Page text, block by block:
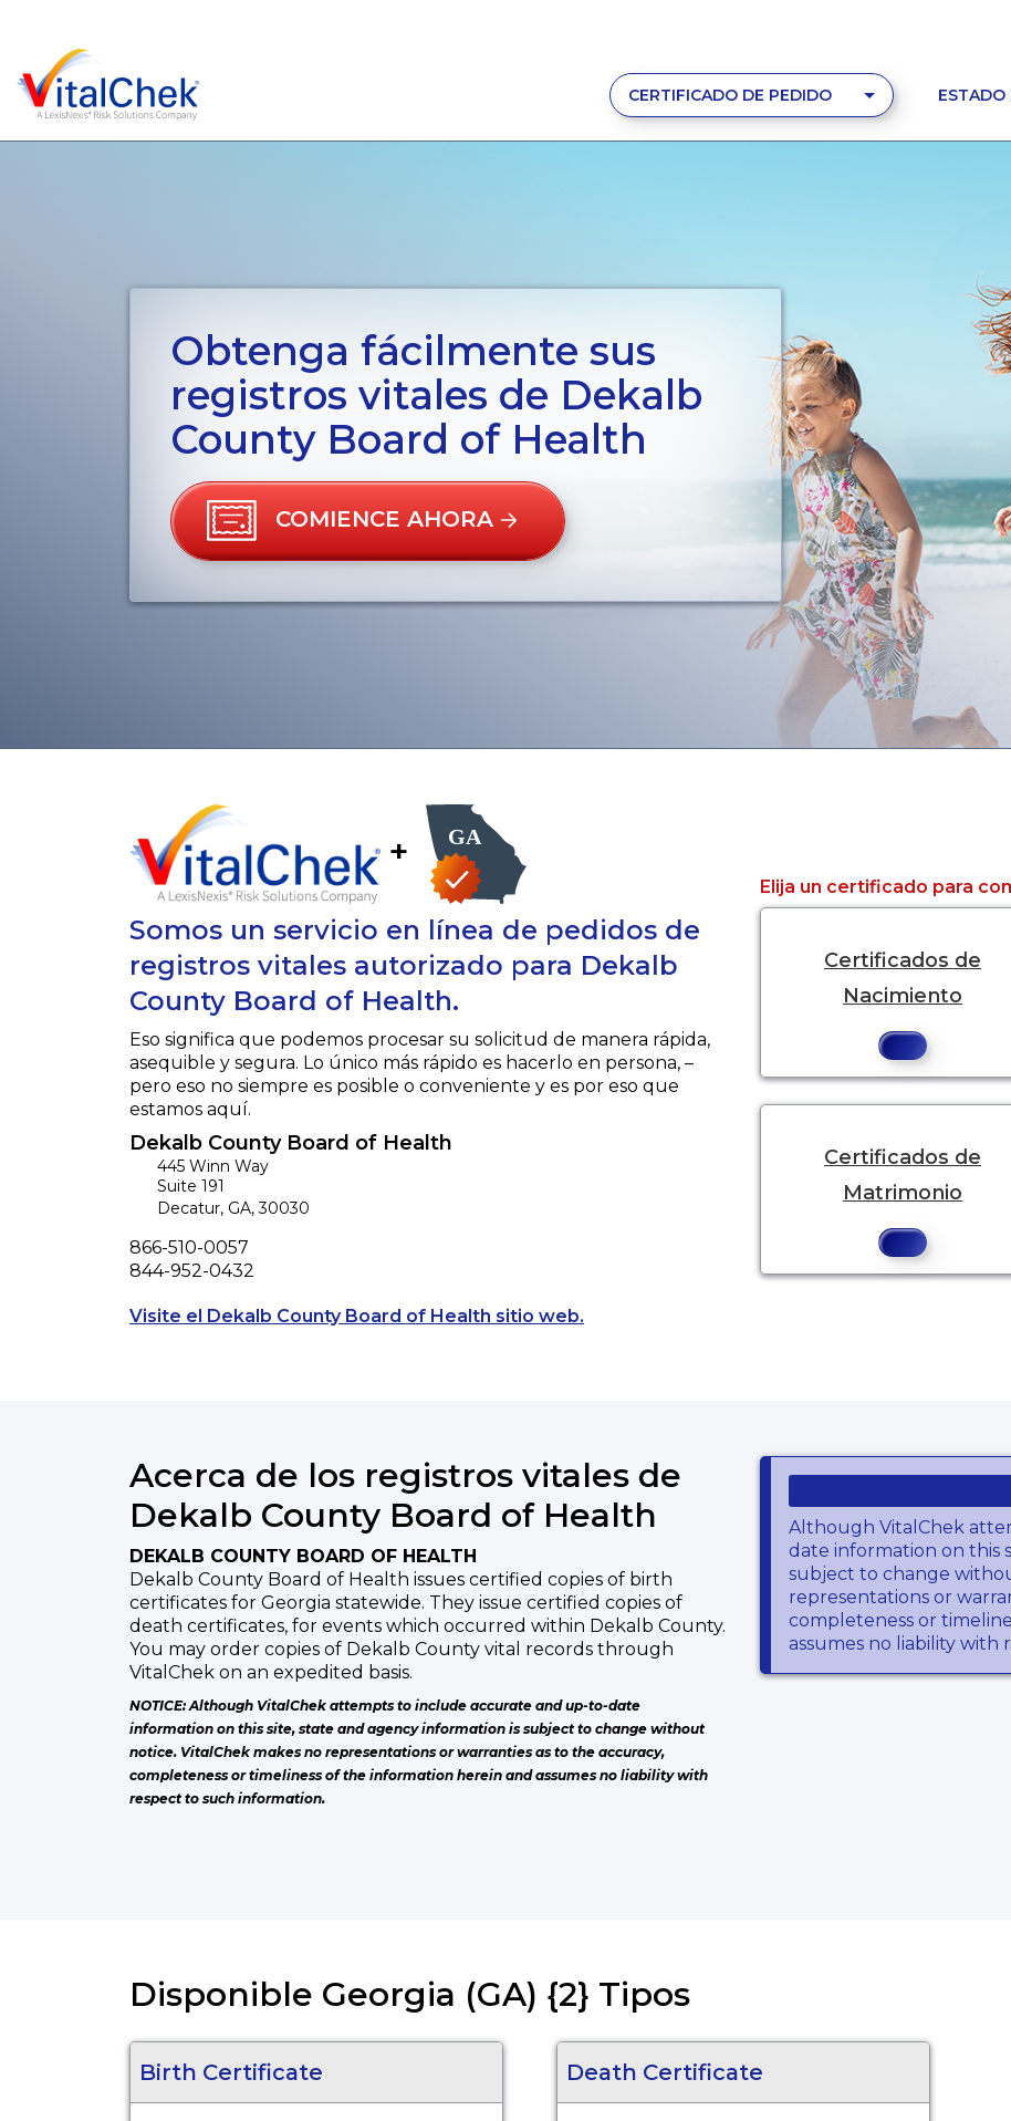
CERTIFICADO DE PEDIDO ESTADO
Obtenga fácilmente sus
registros vitales de Dekalb
County Board of Health
COMIENCE AHORA
+
Somos un servicio en línea de pedidos de
registros vitales autorizado para Dekalb
County Board of Health.
Eso significa que podemos procesar su solicitud de manera rápida,
asequible y segura. Lo único más rápido es hacerlo en persona, –
pero eso no siempre es posible o conveniente y es por eso que
estamos aquí.
Dekalb County Board of Health
445 Winn Way
Suite 191
Decatur, GA,30030
Phone
866-510-0057
Fax
844-952-0432
Visite el Dekalb County Board of Health sitio web.
Elija un certificado para
Certificados de
Nacimiento
Certificados de
Matrimonio
Acerca de los registros vitales de
Dekalb County Board of Health
DEKALB COUNTY BOARD OF HEALTH
Dekalb County Board of Health issues certified copies of birth
certificates for Georgia statewide. They issue certified copies of
death certificates, for events which occurred within Dekalb County.
You may order copies of Dekalb County vital records through
VitalChek on an expedited basis.
NOTICE: Although VitalChek attempts to include accurate and up-to-date
information on this site, state and agency information is subject to change without
notice. VitalChek makes no representations or warranties as to the accuracy,
completeness or timeliness of the information herein and assumes no liability with
respect to such information.
Although VitalChek
date information on this
subject to change
representations or
completeness or
assumes no liability with
Disponible Georgia (GA) {2} Tipos
Birth Certificate Death Certificate